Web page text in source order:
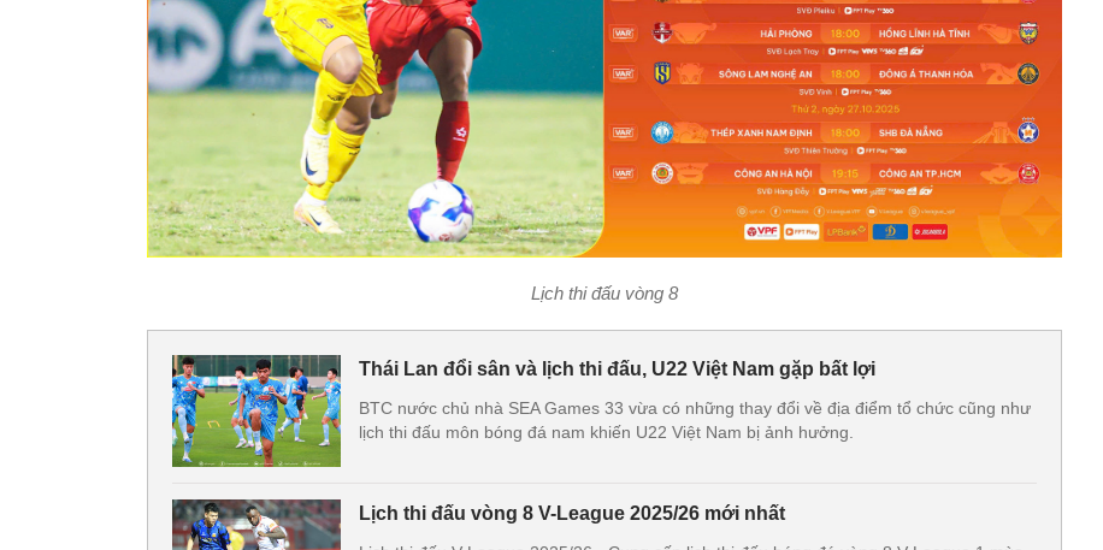
Lịch thi đấu vòng 8
Thái Lan đổi sân và lịch thi đấu, U22 Việt Nam gặp bất lợi
BTC nước chủ nhà SEA Games 33 vừa có những thay đổi về địa điểm tổ chức cũng như
lịch thi đấu môn bóng đá nam khiến U22 Việt Nam bị ảnh hưởng.
Lịch thi đấu vòng 8 V-League 2025/26 mới nhất